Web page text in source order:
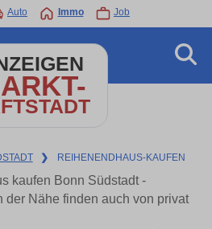
Auto Immo Job
❯ REIHENENDHAUS-KAUFEN
kaufen Bonn Südstadt -
der Nähe finden auch von privat